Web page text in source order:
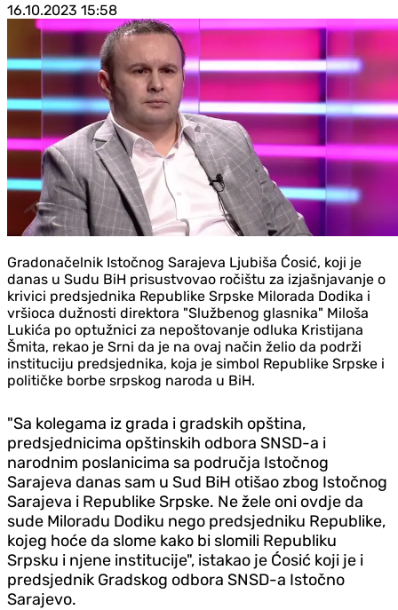
16.10.2023 15:58
Gradonačelnik Istočnog Sarajeva Ljubiša Ćosić, koji je
danas u Sudu BiH prisustvovao ročištu za izjašnjavanje o
krivici predsjednika Republike Srpske Milorada Dodika i
vršioca dužnosti direktora "Službenog glasnika" Miloša
Lukića po optužnici za nepoštovanje odluka Kristijana
Šmita, rekao je Srni da je na ovaj način želio da podrži
instituciju predsjednika, koja je simbol Republike Srpske i
političke borbe srpskog naroda u BiH.
"Sa kolegama iz grada i gradskih opština,
predsjednicima opštinskih odbora SNSD-a i
narodnim poslanicima sa područja Istočnog
Sarajeva danas sam u Sud BiH otišao zbog Istočnog
Sarajeva i Republike Srpske. Ne žele oni ovdje da
sude Miloradu Dodiku nego predsjedniku Republike,
kojeg hoće da slome kako bi slomili Republiku
Srpsku i njene institucije", istakao je Ćosić koji je i
predsjednik Gradskog odbora SNSD-a Istočno
Sarajevo.